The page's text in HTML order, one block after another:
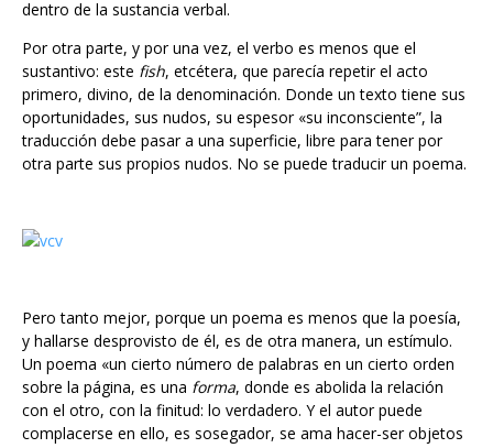
sustantivo: estefish, etcétera, que parecía repetir el acto
primero, divino, de la denominación. Donde un texto tiene sus
oportunidades, sus nudos, su espesor «su inconsciente”, la
traducción debe pasar a una superficie, libre para tener por
otra parte sus propios nudos. No se puede traducir un poema.
y hallarse desprovisto de él, es de otra manera, un estímulo.
Un poema «un cierto número de palabras en un cierto orden
sobre la página, es unaforma , donde es abolida la relación
con el otro, con la finitud: lo verdadero. Y el autor puede
complacerse en ello, es sosegador, se ama hacer-ser objetos
que permanezcan, pero rápidamente se siente pesar de